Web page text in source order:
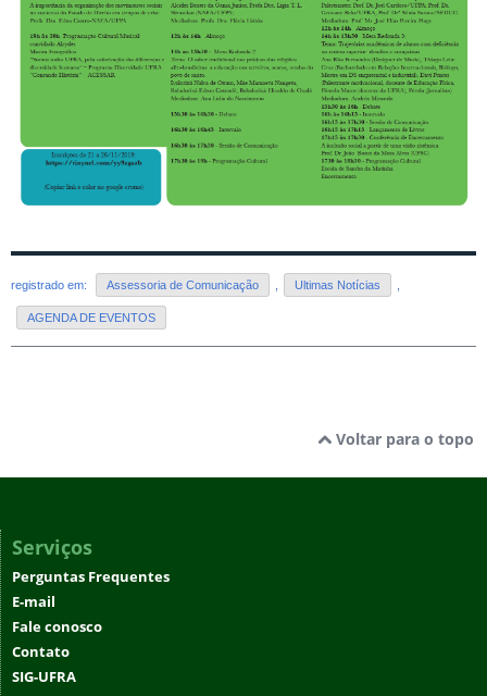
registrado em: Assessoria de Comunicação Ultimas Notícias
AGENDA DE EVENTOS
Voltar para o topo
Serviços
Perguntas Frequentes
E-mail
Fale conosco
Contato
SIG-UFRA